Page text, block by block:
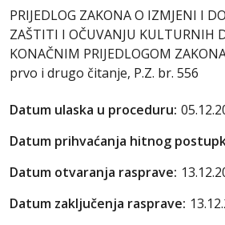
PRIJEDLOG ZAKONA O IZMJENI I
ZAŠTITI I OČUVANJU KULTURNIH
KONAČNIM PRIJEDLOGOM
prvo i drugo čitanje, P.Z. br. 556
Datum ulaska u proceduru:
Datum prihvaćanja hitnog
Datum otvaranja rasprave:
Datum zaključenja rasprave: